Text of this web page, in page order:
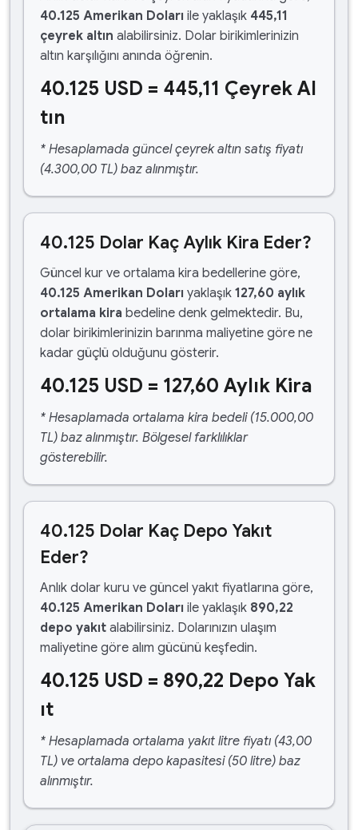
40.125 Amerikan Doları ile yaklaşık 445,11
çeyrek altın alabilirsiniz. Dolar birikimlerinizin
altın karşılığını anında öğrenin.
40.125 USD = 445,11 Çeyrek Al
tın
* Hesaplamada güncel çeyrek altın satış fiyatı
(4.300,00 TL) baz alınmıştır.
40.125 Dolar Kaç Aylık Kira Eder?
Güncel kur ve ortalama kira bedellerine göre,
40.125 Amerikan Doları yaklaşık 127,60 aylık
ortalama kira bedeline denk gelmektedir. Bu,
dolar birikimlerinizin barınma maliyetine göre ne
kadar güçlü olduğunu gösterir.
40.125 USD = 127,60 Aylık Kira
* Hesaplamada ortalama kira bedeli (15.000,00
TL) baz alınmıştır. Bölgesel farklılıklar
gösterebilir.
40.125 Dolar Kaç Depo Yakıt
Eder?
Anlık dolar kuru ve güncel yakıt fiyatlarına göre,
40.125 Amerikan Doları ile yaklaşık 890,22
depo yakıt alabilirsiniz. Dolarınızın ulaşım
maliyetine göre alım gücünü keşfedin.
40.125 USD = 890,22 Depo Yak
ıt
* Hesaplamada ortalama yakıt litre fiyatı (43,00
TL) ve ortalama depo kapasitesi (50 litre) baz
alınmıştır.